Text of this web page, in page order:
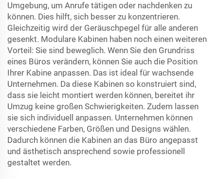
Umgebung, um Anrufe tätigen oder nachdenken zu
können. Dies hilft, sich besser zu konzentrieren.
Gleichzeitig wird der Geräuschpegel für alle anderen
gesenkt. Modulare Kabinen haben noch einen weiteren
Vorteil: Sie sind beweglich. Wenn Sie den Grundriss
eines Büros verändern, können Sie auch die Position
Ihrer Kabine anpassen. Das ist ideal für wachsende
Unternehmen. Da diese Kabinen so konstruiert sind,
dass sie leicht montiert werden können, bereitet ihr
Umzug keine großen Schwierigkeiten. Zudem lassen
sie sich individuell anpassen. Unternehmen können
verschiedene Farben, Größen und Designs wählen.
Dadurch können die Kabinen an das Büro angepasst
und ästhetisch ansprechend sowie professionell
gestaltet werden.